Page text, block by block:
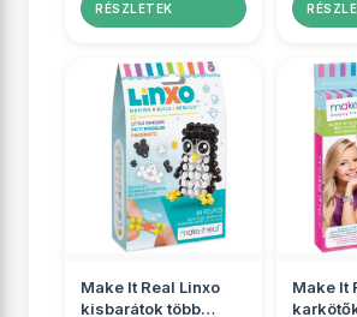
RÉSZLETEK
Make It Real Linxo
kisbarátok több
Make It